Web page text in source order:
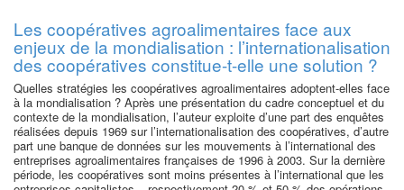
Les coopératives agroalimentaires face aux
enjeux de la mondialisation : l’internationalisation
des coopératives constitue-t-elle une solution ?
Quelles stratégies les coopératives agroalimentaires adoptent-elles face
à la mondialisation ? Après une présentation du cadre conceptuel et du
contexte de la mondialisation, l’auteur exploite d’une part des enquêtes
réalisées depuis 1969 sur l’internationalisation des coopératives, d’autre
part une banque de données sur les mouvements à l’international des
entreprises agroalimentaires françaises de 1996 à 2003. Sur la dernière
période, les coopératives sont moins présentes à l’international que les